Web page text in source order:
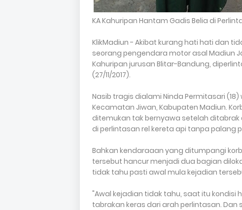
KA Kahuripan Hantam Gadis Belia di
KlikMadiun - Akibat kurang hati hati dan
seorang pengendara motor asal Madiun
Kahuripan jurusan Blitar-Bandung,
(27/11/2017).
Nasib tragis dialami Ninda Permitasari
Kecamatan Jiwan, Kabupaten Madiun.
ditemukan tak bernyawa setelah ditabrak
di perlintasan rel kereta api tanpa palang
Bahkan kendaraaan yang ditumpangi
tersebut hancur menjadi dua bagian
tidak tahu pasti awal mula kejadian
"Awal kejadian tidak tahu, saat itu
tabrakan keras dari arah perlintasan.